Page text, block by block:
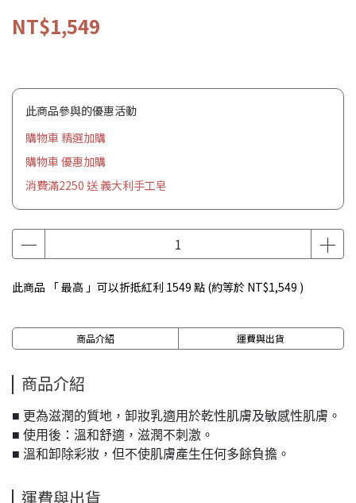
NT$1,549
此商品參與的優惠活動
購物車 精選加購
購物車 優惠加購
消費滿2250 送 義大利手工皂
此商品 「 最高 」可以折抵紅利 1549 點 (約等於 NT$1,549 )
商品介紹 運費與出貨
商品介紹
■ 更為滋潤的質地，卸妝乳適用於乾性肌膚及敏感性肌膚。
■ 使用後：溫和舒適，滋潤不刺激。
■ 溫和卸除彩妝，但不使肌膚產生任何多餘負擔。
運費與出貨